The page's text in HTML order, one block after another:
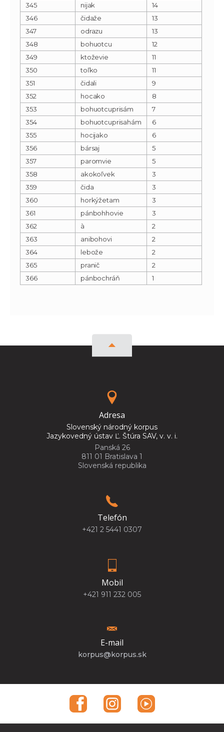
345
nijak
14
346
čidaže
13
347
odrazu
13
348
bohuotcu
12
349
ktoževie
11
350
toľko
11
351
čidali
9
352
hocako
8
353
bohuotcuprisám
7
354
bohuotcuprisahám
6
355
hocijako
6
356
bársaj
5
357
paromvie
5
358
akokoľvek
3
359
čida
3
360
horkýžetam
3
361
pánbohhovie
3
362
à
2
363
anibohovi
2
364
lebože
2
365
pranič
2
366
pánbochráň 1
Adresa
Slovenský národný korpus
Jazykovedný ústav Ľ. Štúra SAV, v. v. i.
Panská 26
811 01 Bratislava 1
Slovenská republika
Telefón
+421 2 5441 0307
Mobil
+421 911 232 005
E-mail
korpus@korpus.sk